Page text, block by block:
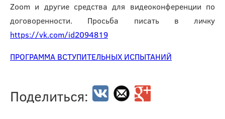
Zoom и другие средства для видеоконференции по
договоренности. Просьба писать в личку
https://vk.com/id2094819
ПРОГРАММА ВСТУПИТЕЛЬНЫХ ИСПЫТАНИЙ
Поделиться: